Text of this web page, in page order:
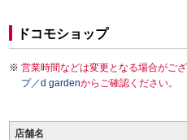
ドコモショップ
営業時間などは変更となる場合がご
プ／d gardenからご確認ください。
店舗名